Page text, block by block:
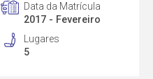
Data da Matrícula
2017 - Fevereiro
Lugares
5